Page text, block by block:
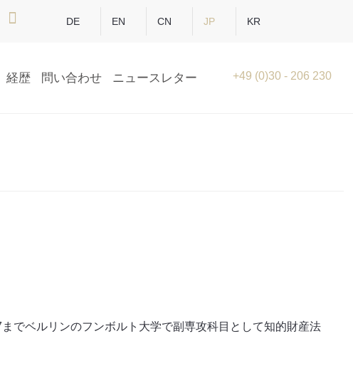
DE EN CN JP KR
経歴 問い合わせ ニュースレター +49 (0)30 - 206 230
でベルリンのフンボルト大学で副専攻科目として知的財産法